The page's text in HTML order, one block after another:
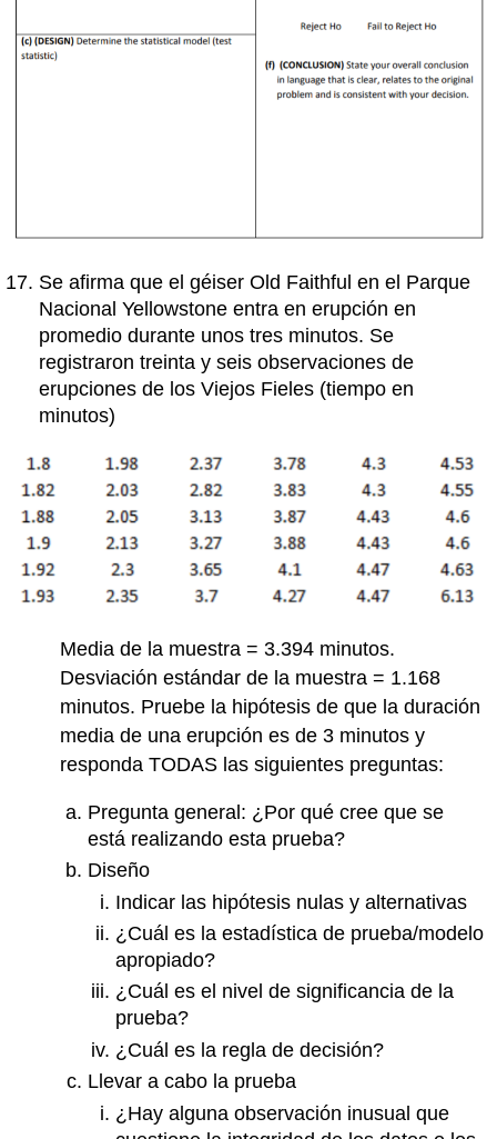
Se afirma que el géiser Old Faithful en el Parque
Nacional Yellowstone entra en erupción en
promedio durante unos tres minutos. Se
registraron treinta y seis observaciones de
erupciones de los Viejos Fieles (tiempo en
minutos)
Media de la muestra = 3.394 minutos.
Desviación estándar de la muestra = 1.168
minutos. Pruebe la hipótesis de que la duración
media de una erupción es de 3 minutos y
responda TODAS las siguientes preguntas:
Pregunta general: ¿Por qué cree que se
está realizando esta prueba?
Diseño
Indicar las hipótesis nulas y alternativas
¿Cuál es la estadística de prueba/modelo
apropiado?
¿Cuál es el nivel de significancia de la
prueba?
¿Cuál es la regla de decisión?
Llevar a cabo la prueba
¿Hay alguna observación inusual que